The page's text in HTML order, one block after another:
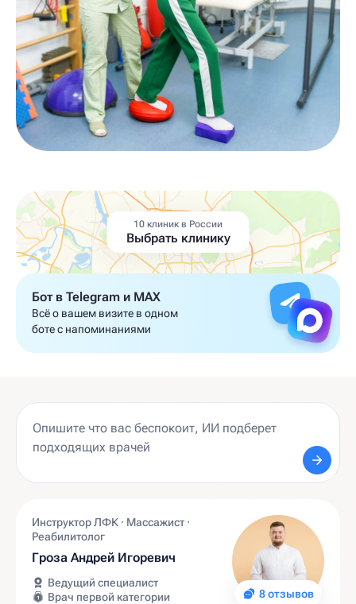
10 клиник в России
Выбрать клинику
Бот в Telegram и MAX
Всё о вашем визите в одном
боте с напоминаниями
8 отзывов
Инструктор ЛФК · Массажист ·
Реабилитолог
Гроза Андрей Игоревич
Ведущий специалист
Врач первой категории